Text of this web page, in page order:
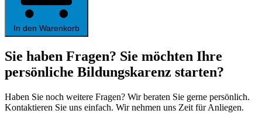
In den Warenkorb
Sie haben Fragen? Sie möchten Ihre
persönliche Bildungskarenz starten?
Haben Sie noch weitere Fragen? Wir beraten Sie gerne persönlich.
Kontaktieren Sie uns einfach. Wir nehmen uns Zeit für Anliegen.